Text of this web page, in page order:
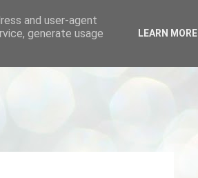
and user-agent
generate usage
LEARN MORE